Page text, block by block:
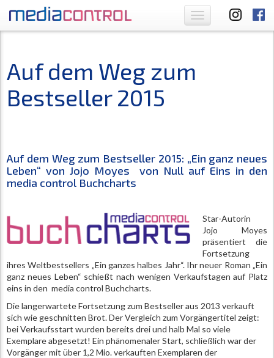
Toggle
navigation
Auf dem Weg zum
Bestseller 2015
Auf dem Weg zum Bestseller 2015: „Ein ganz neues
Leben“ von Jojo Moyes von Null auf Eins in den
media control Buchcharts
Star-Autorin
Jojo Moyes
präsentiert die
Fortsetzung
ihres Weltbestsellers „Ein ganzes halbes Jahr“. Ihr neuer Roman „Ein
ganz neues Leben“ schießt nach wenigen Verkaufstagen auf Platz
eins in den media control Buchcharts.
Die langerwartete Fortsetzung zum Bestseller aus 2013 verkauft
sich wie geschnitten Brot. Der Vergleich zum Vorgängertitel zeigt:
bei Verkaufsstart wurden bereits drei und halb Mal so viele
Exemplare abgesetzt! Ein phänomenaler Start, schließlich war der
Vorgänger mit über 1,2 Mio. verkauften Exemplaren der